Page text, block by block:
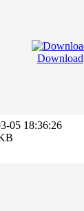
Download
05 18:36:26